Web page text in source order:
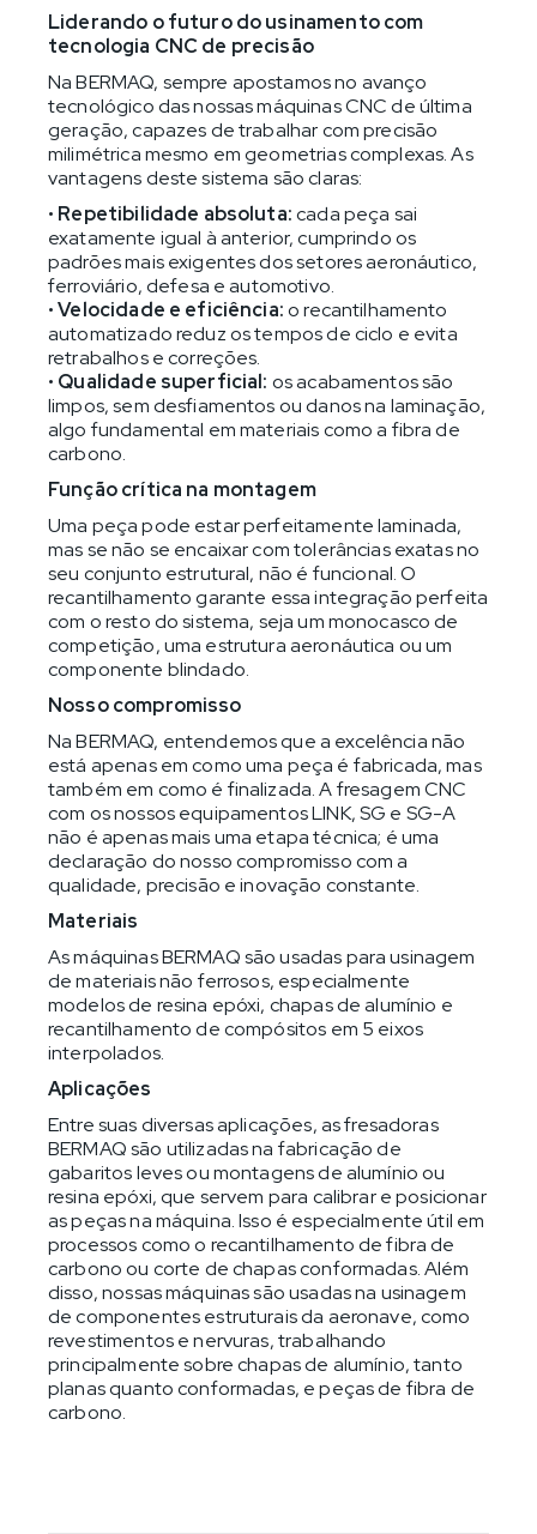
Liderando o futuro do usinamento com
tecnologia CNC de precisão
Na BERMAQ, sempre apostamos no avanço
tecnológico das nossas máquinas CNC de última
geração, capazes de trabalhar com precisão
milimétrica mesmo em geometrias complexas. As
vantagens deste sistema são claras:
• Repetibilidade absoluta:cada peça sai
exatamente igual à anterior, cumprindo os
padrões mais exigentes dos setores aeronáutico,
ferroviário, defesa e automotivo.
•Velocidade e eficiência:o recantilhamento
automatizado reduz os tempos de ciclo e evita
retrabalhos e correções.
• Qualidade superficial: os acabamentos são
limpos, sem desfiamentos ou danos na laminação,
algo fundamental em materiais como a fibra de
carbono.
Função crítica na montagem
Uma peça pode estar perfeitamente laminada,
mas se não se encaixar com tolerâncias exatas no
seu conjunto estrutural, não é funcional. O
recantilhamento garante essa integração perfeita
com o resto do sistema, seja um monocasco de
competição, uma estrutura aeronáutica ou um
componente blindado.
Nosso compromisso
Na BERMAQ, entendemos que a excelência não
está apenas em como uma peça é fabricada, mas
também em como é finalizada. A fresagem CNC
com os nossos equipamentos LINK, SG e SG-A
não é apenas mais uma etapa técnica; é uma
declaração do nosso compromisso com a
qualidade, precisão e inovação constante.
Materiais
As máquinas BERMAQ são usadas para usinagem
de materiais não ferrosos, especialmente
modelos de resina epóxi, chapas de alumínio e
recantilhamento de compósitos em 5 eixos
interpolados.
Aplicações
Entre suas diversas aplicações, as fresadoras
BERMAQ são utilizadas na fabricação de
gabaritos leves ou montagens de alumínio ou
resina epóxi, que servem para calibrar e posicionar
as peças na máquina. Isso é especialmente útil em
processos como o recantilhamento de fibra de
carbono ou corte de chapas conformadas. Além
disso, nossas máquinas são usadas na usinagem
de componentes estruturais da aeronave, como
revestimentos e nervuras, trabalhando
principalmente sobre chapas de alumínio, tanto
planas quanto conformadas, e peças de fibra de
carbono.